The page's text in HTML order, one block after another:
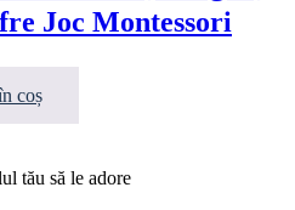
Joc Montessori
coș
tău să le adore